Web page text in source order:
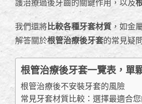
護治療過後牙齒的關鍵作用，以及
我們還將比較各種牙套材質 ，如金
解答關於根管治療後牙套的常見疑
根管治療後牙套一覽表，單
根管治療後不安裝牙套的風險
常見牙套材質比較：選擇最適合